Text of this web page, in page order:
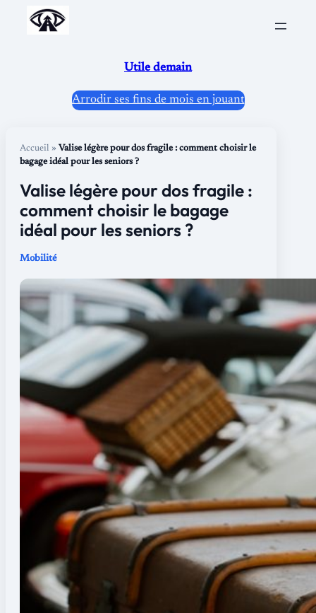
Aller
Utile demain
Arrodir ses fins de mois en jouant
Accueil » Valise légère pour dos fragile : comment choisir le
bagage idéal pour les seniors ?
Valise légère pour dos fragile :
comment choisir le bagage
idéal pour les seniors ?
Mobilité